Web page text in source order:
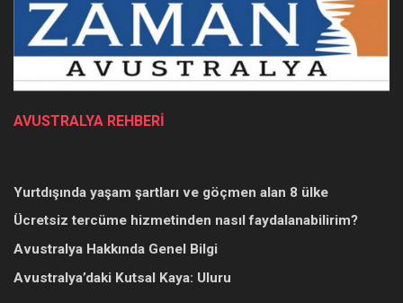
AVUSTRALYA REHBERİ
Yurtdışında yaşam şartları ve göçmen alan 8 ülke
Ücretsiz tercüme hizmetinden nasıl faydalanabilirim?
Avustralya Hakkında Genel Bilgi
Avustralya’daki Kutsal Kaya: Uluru